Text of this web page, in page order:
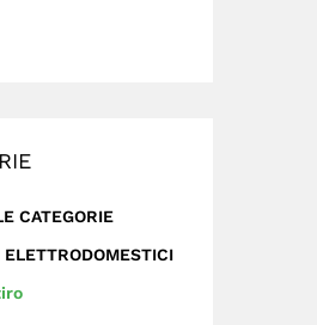
CATEGORIE
ELETTRODOMESTICI